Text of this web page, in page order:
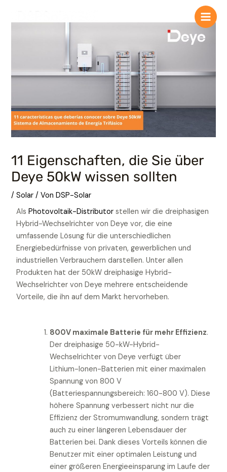
11 Eigenschaften, die Sie über
Deye 50kW wissen sollten
/Solar / VonDSP-Solar
AlsPhotovoltaik-Distributor stellen wir die dreiphasigen
Hybrid-Wechselrichter von Deye vor, die eine
umfassende Lösung für die unterschiedlichen
Energiebedürfnisse von privaten, gewerblichen und
industriellen Verbrauchern darstellen. Unter allen
Produkten hat der 50kW dreiphasige Hybrid-
Wechselrichter von Deye mehrere entscheidende
Vorteile, die ihn auf dem Markt hervorheben.
800V maximale Batterie für mehr Effizienz.
Der dreiphasige 50-kW-Hybrid-
Wechselrichter von Deye verfügt über
Lithium-Ionen-Batterien mit einer maximalen
Spannung von 800 V
(Batteriespannungsbereich: 160-800 V). Diese
höhere Spannung verbessert nicht nur die
Effizienz der Stromumwandlung, sondern trägt
auch zu einer längeren Lebensdauer der
Batterien bei. Dank dieses Vorteils können die
Benutzer mit einer optimalen Leistung und
einer größeren Energieeinsparung im Laufe der